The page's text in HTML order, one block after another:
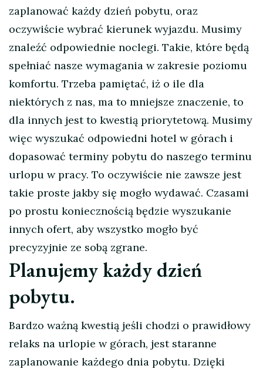
zaplanować każdy dzień pobytu, oraz
oczywiście wybrać kierunek wyjazdu. Musimy
znaleźć odpowiednie noclegi. Takie, które będą
spełniać nasze wymagania w zakresie poziomu
komfortu. Trzeba pamiętać, iż o ile dla
niektórych z nas, ma to mniejsze znaczenie, to
dla innych jest to kwestią priorytetową. Musimy
więc wyszukać odpowiedni hotel w górach i
dopasować terminy pobytu do naszego terminu
urlopu w pracy. To oczywiście nie zawsze jest
takie proste jakby się mogło wydawać. Czasami
po prostu koniecznością będzie wyszukanie
innych ofert, aby wszystko mogło być
precyzyjnie ze sobą zgrane.
Planujemy każdy dzień
pobytu.
Bardzo ważną kwestią jeśli chodzi o prawidłowy
relaks na urlopie w górach, jest staranne
zaplanowanie każdego dnia pobytu. Dzięki